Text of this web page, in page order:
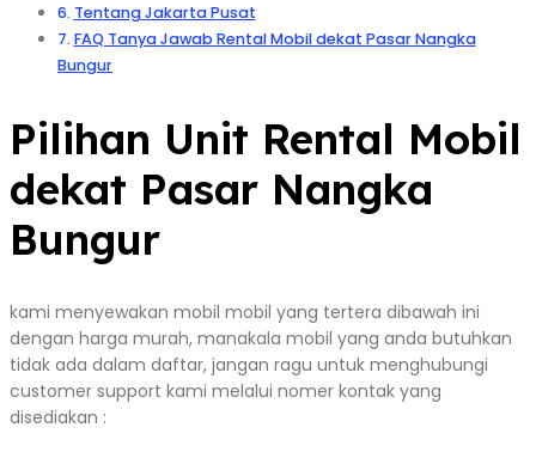
Tentang Jakarta Pusat
FAQ Tanya Jawab Rental Mobil dekat Pasar Nangka
Bungur
Pilihan Unit Rental Mobil
dekat Pasar Nangka
Bungur
kami menyewakan mobil mobil yang tertera dibawah ini
dengan harga murah, manakala mobil yang anda butuhkan
tidak ada dalam daftar, jangan ragu untuk menghubungi
customer support kami melalui nomer kontak yang
disediakan :